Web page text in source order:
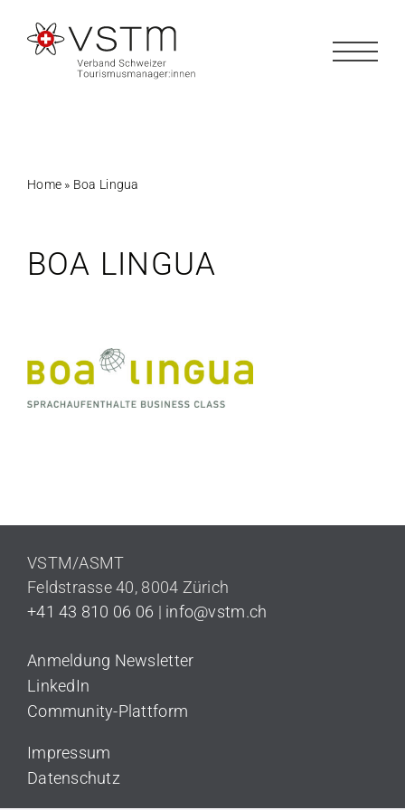
Inhalt
springen
Home » Boa Lingua
BOA LINGUA
VSTM/ASMT
Feldstrasse 40, 8004 Zürich
+41 43 810 06 06 | info@vstm.ch
Anmeldung Newsletter
LinkedIn
Community-Plattform
Impressum
Datenschutz